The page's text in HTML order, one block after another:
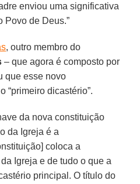
enviou uma significativa
Povo de Deus.”
, outro membro do
– que agora é composto por
que esse novo
“primeiro dicastério”.
da nova constituição
da Igreja é a
coloca a
Igreja e de tudo o que a
principal. O título do